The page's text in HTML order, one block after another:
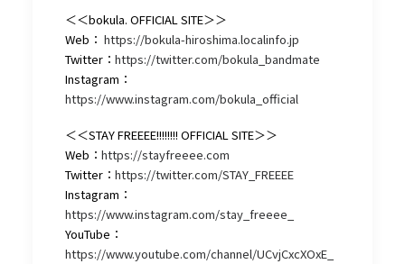
＜＜bokula. OFFICIAL SITE＞＞
Web： https://bokula-hiroshima.localinfo.jp
Twitter： https://twitter.com/bokula_bandmate
Instagram：
https://www.instagram.com/bokula_official
＜＜STAY FREEEE!!!!!!!! OFFICIAL SITE＞＞
Web： https://stayfreeee.com
Twitter： https://twitter.com/STAY_FREEEE
Instagram：
https://www.instagram.com/stay_freeee_
YouTube：
https://www.youtube.com/channel/UCvjCxcXOxE_